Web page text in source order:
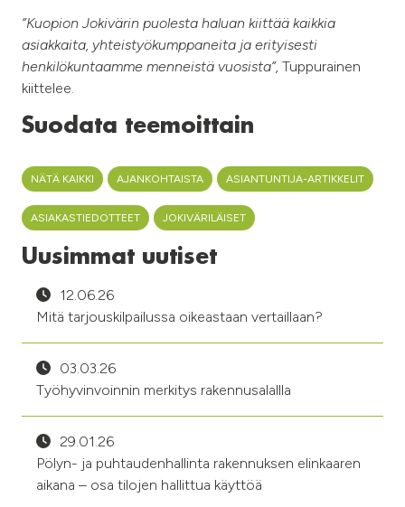
”Kuopion Jokivärin puolesta haluan kiittää kaikkia
asiakkaita, yhteistyökumppaneita ja erityisesti
henkilökuntaamme menneistä vuosista”, Tuppurainen
kiittelee.
Suodata teemoittain
NÄTÄ KAIKKI AJANKOHTAISTA ASIANTUNTIJA-ARTIKKELIT
ASIAKASTIEDOTTEET JOKIVÄRILÄISET
Uusimmat uutiset
12.06.26
Mitä tarjouskilpailussa oikeastaan vertaillaan?
03.03.26
Työhyvinvoinnin merkitys rakennusalallla
29.01.26
Pölyn- ja puhtaudenhallinta rakennuksen elinkaaren
aikana – osa tilojen hallittua käyttöä